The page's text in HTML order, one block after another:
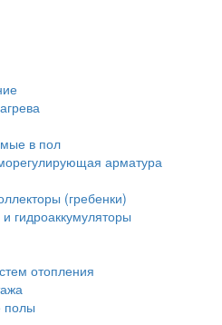
в пол
арматура
(гребенки)
гидроаккумуляторы
отопления
полы